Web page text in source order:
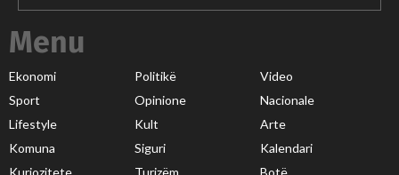
Menu
Ekonomi Politikë
Video
Sport
Opinione
Nacionale
Lifestyle
Kult
Arte
Komuna
Siguri
Kalendari
Kuriozitete
Turizëm Botë